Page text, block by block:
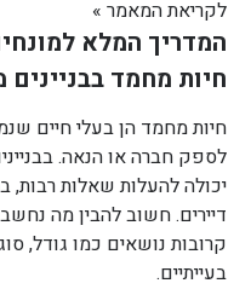
לקריאת המאמר »
המדריך המלא
חיות מחמד
חיות מחמד הן בעלי חיים
לספק חברה או הנאה.
יכולה להעלות שאלות רבות,
דיירים. חשוב להבין מה
קרובות נושאים כמו גודל,
בעייתיים.